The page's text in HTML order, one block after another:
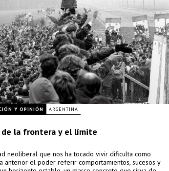
Y OPINIÓN ARGENTINA
de la frontera y el límite
neoliberal que nos ha tocado vivir dificulta como
anterior el poder referir comportamientos, sucesos y